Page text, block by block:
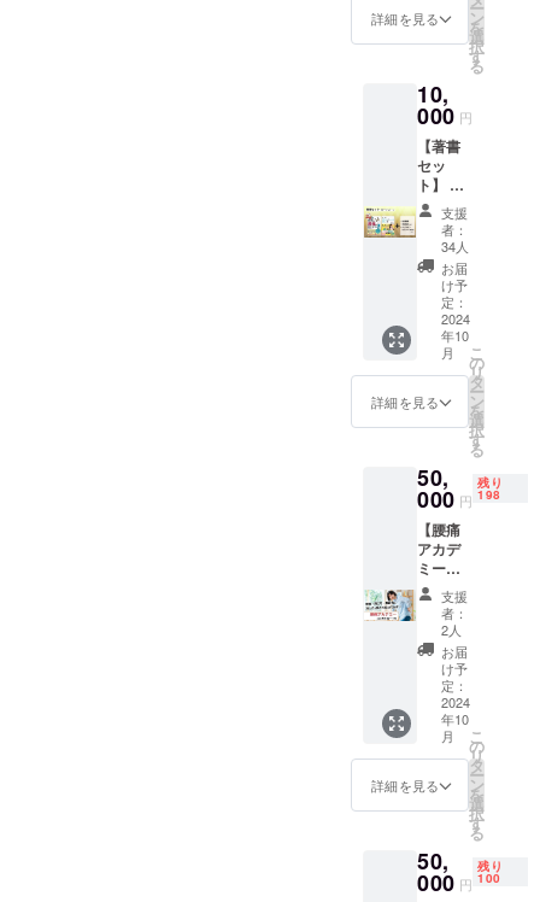
での
メッ
セージ
りいた
しま
す。 ※
ご支援
を確認
後、準
備でき
次第
メール
にて動
画のリ
ンクを
お送り
しま
す。 ・
研究報
告書
PDF
ファイ
ルにて
お送り
しま
す。 ※
なお、
支援画
面に
て、支
援金額
の上乗
せが可
能で
す。何
卒、ご
協力の
します
詳細を見る ー
ン
を
選
択
す
る
10,
000 円
【著書
セッ
ト】 ・
動画付
き感謝
のメッ
セージ
坂戸
先生よ
りお礼
の動画
と、
メール
での
メッ
セージ
りいた
しま
す。 ・
研究報
告書
研究結
果の速
報を
PDF
ファイ
ルにて
お送り
しま
す。 ・
オンラ
インセ
ミナー
1時間
のオン
支援
者：
34人
お届
け予
定：
2024
年10
月
詳細を見る
こ
の
リ
タ
ー
ン
を
選
択
す
る
50,
000 円
残り
198
【腰痛
アカデ
ミー
10ヶ月
サポー
ト付】
（ご自
身） ・
腰痛や
肩こ
り、関
節痛な
どの慢
性痛
を、あ
なたが
治し方
を覚え
て治す
支援
者：
2人
お届
け予
定：
2024
年10
月
詳細を見る
こ
の
リ
タ
ー
ン
を
選
択
す
る
50,
000 円
残り
100